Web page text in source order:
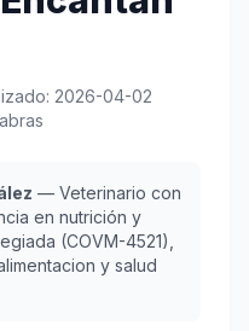
2026-04-02
— Veterinario con
en nutrición y
(COVM-4521),
y salud